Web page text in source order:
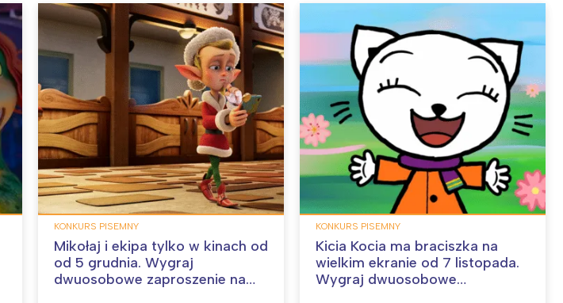
KONKURS PISEMNY
Mikołaj i ekipa tylko w kinach od
od 5 grudnia. Wygraj
dwuosobowe zaproszenie na
KONKURS PISEMNY
Kicia Kocia ma braciszka na
wielkim ekranie od 7 listopada.
Wygraj dwuosobowe